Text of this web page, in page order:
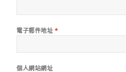
電子郵件地址 *
個人網站網址